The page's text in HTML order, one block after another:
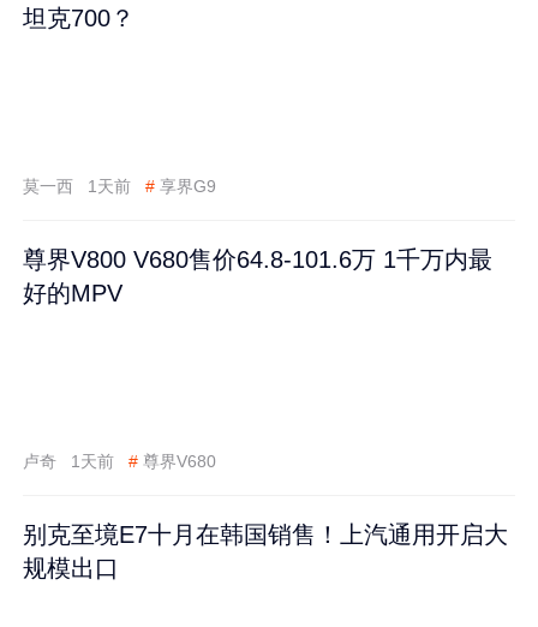
坦克700？
莫一西 1天前 # 享界G9
尊界V800 V680售价64.8-101.6万 1千万内最
好的MPV
卢奇 1天前 # 尊界V680
别克至境E7十月在韩国销售！上汽通用开启大
规模出口